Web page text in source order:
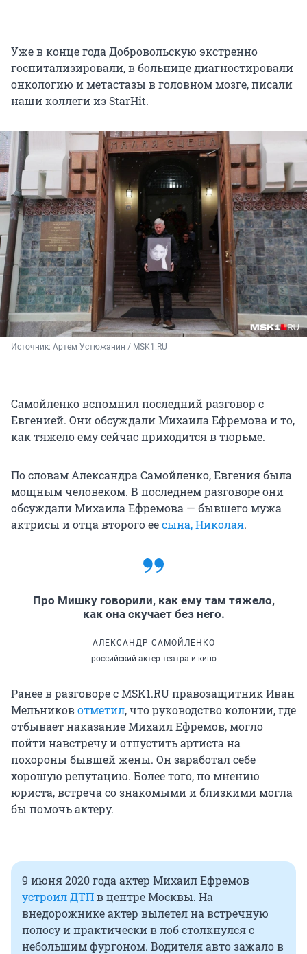
Уже в конце года Добровольскую экстренно
госпитализировали, в больнице диагностировали
онкологию и метастазы в головном мозге, писали
наши коллеги из StarHit.
Источник: Артем Устюжанин / MSK1.RU
Самойленко вспомнил последний разговор с
Евгенией. Они обсуждали Михаила Ефремова и то,
как тяжело ему сейчас приходится в тюрьме.
По словам Александра Самойленко, Евгения была
мощным человеком. В последнем разговоре они
обсуждали Михаила Ефремова — бывшего мужа
актрисы и отца второго еесына, Николая.
Про Мишку говорили, как ему там тяжело,
как она скучает без него.
АЛЕКСАНДР САМОЙЛЕНКО
российский актер театра и кино
Ранее в разговоре с MSK1.RU правозащитник Иван
Мельниковотметил, что руководство колонии, где
отбывает наказание Михаил Ефремов, могло
пойти навстречу и отпустить артиста на
похороны бывшей жены. Он заработал себе
хорошую репутацию. Более того, по мнению
юриста, встреча со знакомыми и близкими могла
бы помочь актеру.
9 июня 2020 года актер Михаил Ефремов
устроил ДТПв центре Москвы. На
внедорожнике актер вылетел на встречную
полосу и практически в лоб столкнулся с
небольшим фургоном. Водителя авто зажало в